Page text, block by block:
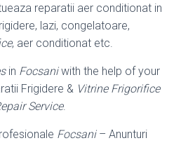
reparatii aer conditionat in
lazi, congelatoare,
, aer conditionat etc.
in Focsaniwith the help of your
Frigidere & Vitrine Frigorifice
Service.
Focsani– Anunturi